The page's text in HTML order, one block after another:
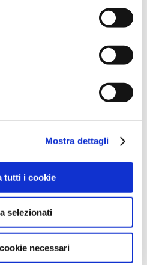
Mostra dettagli
tutti i cookie
selezionati
necessari
e